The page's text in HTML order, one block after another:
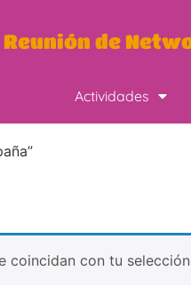
Reunión de
Actividades
coincidan con tu